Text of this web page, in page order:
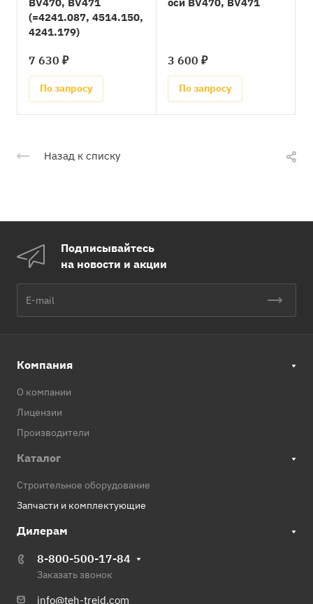
(=4241.087, 4514.150,
4241.179)
7 630 ₽
По запросу
3 600 ₽
По запросу
Назад к списку
Подписывайтесь
на новости и акции
Компания
О компании
Лицензии
Производители
Каталог
Строительное оборудование
Запчасти и комплектующие
Дилерам
8-800-500-17-84
Заказать звонок
info@teh-treid.com